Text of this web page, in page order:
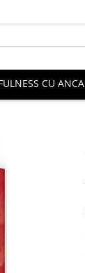
CU ANCA